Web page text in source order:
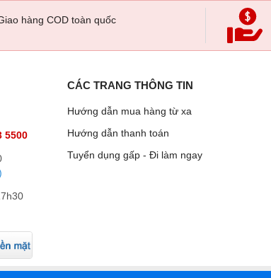
hàng COD toàn quốc
5500
CÁC TRANG THÔNG TIN
Hướng dẫn mua hàng từ xa
Hướng dẫn thanh toán
Tuyển dụng gấp - Đi làm ngay